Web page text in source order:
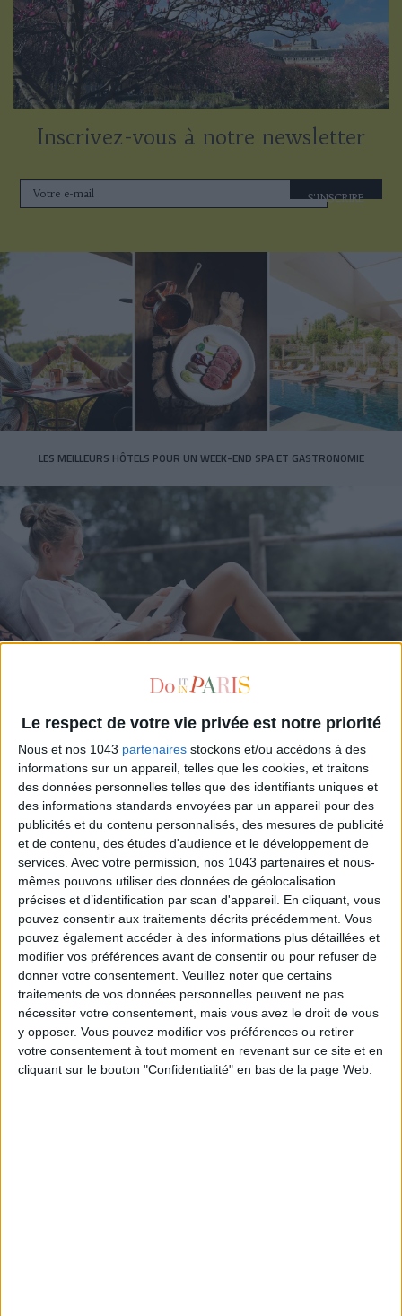
Le respect de votre vie privée est notre priorité
Nous et nos 1043 partenaires stockons et/ou accédons à des
informations sur un appareil, telles que les cookies, et traitons
des données personnelles telles que des identifiants uniques et
des informations standards envoyées par un appareil pour des
publicités et du contenu personnalisés, des mesures de publicité
et de contenu, des études d'audience et le développement de
services. Avec votre permission, nos 1043 partenaires et nous-
mêmes pouvons utiliser des données de géolocalisation
précises et d’identification par scan d'appareil. En cliquant, vous
pouvez consentir aux traitements décrits précédemment. Vous
pouvez également accéder à des informations plus détaillées et
modifier vos préférences avant de consentir ou pour refuser de
donner votre consentement. Veuillez noter que certains
traitements de vos données personnelles peuvent ne pas
nécessiter votre consentement, mais vous avez le droit de vous
y opposer. Vous pouvez modifier vos préférences ou retirer
votre consentement à tout moment en revenant sur ce site et en
cliquant sur le bouton "Confidentialité" en bas de la page Web.
Inscrivez-vous à notre newsletter
S'INSCRIRE
LES MEILLEURS HÔTELS POUR UN WEEK-END SPA ET GASTRONOMIE
5 BONS ROMANS EN FORMAT POCHE À DÉVORER CET ÉTÉ
LES PLUS BEAUX BAGAGES POUR VOYAGER AVEC STYLE